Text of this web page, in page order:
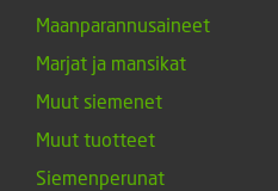
Maanparannusaineet
Marjat ja mansikat
Muut siemenet
Muut tuotteet
Siemenperunat